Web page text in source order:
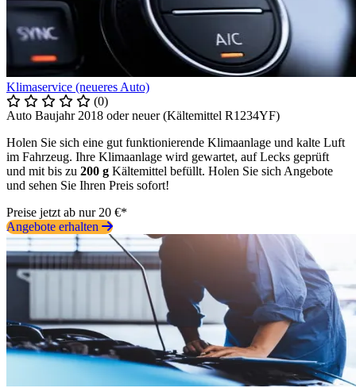
Klimaservice (neueres Auto)
(0)
Auto Baujahr 2018 oder neuer (Kältemittel R1234YF)
Holen Sie sich eine gut funktionierende Klimaanlage und kalte Luft
im Fahrzeug. Ihre Klimaanlage wird gewartet, auf Lecks geprüft
und mit bis zu 200 g Kältemittel befüllt. Holen Sie sich Angebote
und sehen Sie Ihren Preis sofort!
Preise jetzt ab nur 20 €*
Angebote erhalten